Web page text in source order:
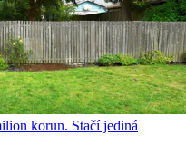
korun. Stačí jediná